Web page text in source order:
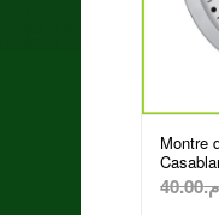
Montre
40.00